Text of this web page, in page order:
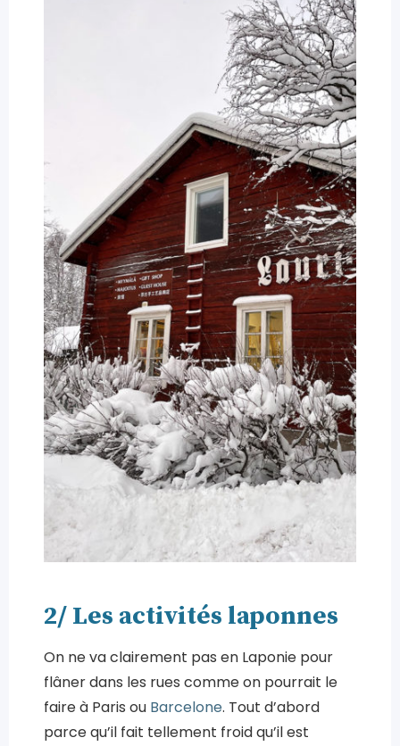
2/ Les activités laponnes
On ne va clairement pas en Laponie pour
flâner dans les rues comme on pourrait le
faire à Paris ou Barcelone. Tout d’abord
parce qu’il fait tellement froid qu’il est